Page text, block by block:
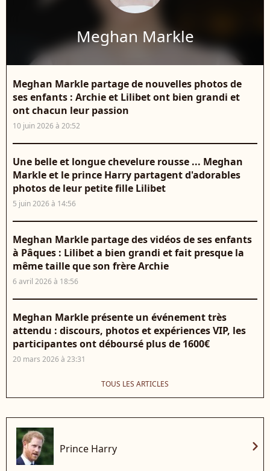
Meghan Markle
Meghan Markle partage de nouvelles photos de
ses enfants : Archie et Lilibet ont bien grandi et
ont chacun leur passion
10 juin 2026 à 20:52
Une belle et longue chevelure rousse ... Meghan
Markle et le prince Harry partagent d'adorables
photos de leur petite fille Lilibet
5 juin 2026 à 14:56
Meghan Markle partage des vidéos de ses enfants
à Pâques : Lilibet a bien grandi et fait presque la
même taille que son frère Archie
6 avril 2026 à 18:56
Meghan Markle présente un événement très
attendu : discours, photos et expériences VIP, les
participantes ont déboursé plus de 1600€
20 mars 2026 à 23:31
TOUS LES ARTICLES
Prince Harry chevron_right